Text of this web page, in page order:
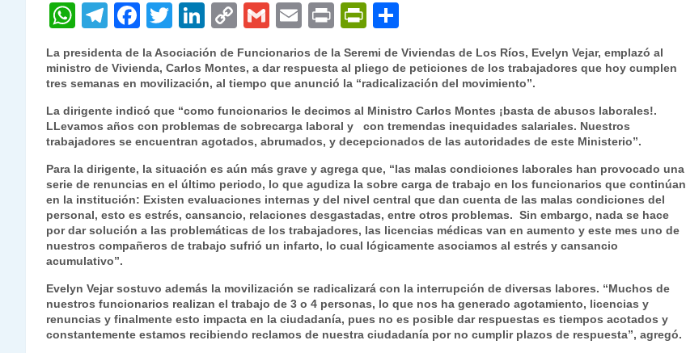
W
h
at
s
A
p
p
T
el
e
gr
a
m
F
a
c
e
b
o
o
k
T
w
itt
er
Li
n
k
e
dI
n
C
o
p
y
Li
n
k
G
ai
l
E
m
ai
l
P
ri
nt
P
ri
nt
Fr
ie
n
dl
y
o
m
p
ar
tir
La presidenta de la Asociación de Funcionarios de la Seremi de Viviendas de Los Ríos, Evelyn Vejar, emplazó al
ministro de Vivienda, Carlos Montes, a dar respuesta al pliego de peticiones de los trabajadores que hoy cumplen
tres semanas en movilización, al tiempo que anunció la “radicalización del movimiento”.
La dirigente indicó que “como funcionarios le decimos al Ministro Carlos Montes ¡basta de abusos laborales!.
LLevamos años con problemas de sobrecarga laboral y con tremendas inequidades salariales. Nuestros
trabajadores se encuentran agotados, abrumados, y decepcionados de las autoridades de este Ministerio”.
Para la dirigente, la situación es aún más grave y agrega que, “las malas condiciones laborales han provocado una
serie de renuncias en el último periodo, lo que agudiza la sobre carga de trabajo en los funcionarios que continúan
en la institución: Existen evaluaciones internas y del nivel central que dan cuenta de las malas condiciones del
personal, esto es estrés, cansancio, relaciones desgastadas, entre otros problemas. Sin embargo, nada se hace
por dar solución a las problemáticas de los trabajadores, las licencias médicas van en aumento y este mes uno de
nuestros compañeros de trabajo sufrió un infarto, lo cual lógicamente asociamos al estrés y cansancio
acumulativo”.
Evelyn Vejar sostuvo además la movilización se radicalizará con la interrupción de diversas labores. “Muchos de
nuestros funcionarios realizan el trabajo de 3 o 4 personas, lo que nos ha generado agotamiento, licencias y
renuncias y finalmente esto impacta en la ciudadanía, pues no es posible dar respuestas es tiempos acotados y
constantemente estamos recibiendo reclamos de nuestra ciudadanía por no cumplir plazos de respuesta”, agregó.